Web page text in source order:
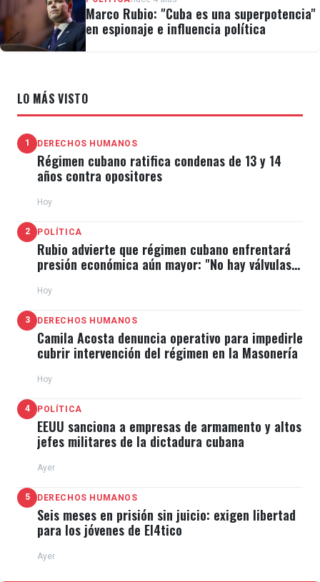
Marco Rubio: "Cuba es una superpotencia"
en espionaje e influencia política
LO MÁS VISTO
1 DERECHOS HUMANOS
Régimen cubano ratifica condenas de 13 y 14
años contra opositores
Hoy
2 POLÍTICA
Rubio advierte que régimen cubano enfrentará
presión económica aún mayor: "No hay válvulas
Hoy
3 DERECHOS HUMANOS
Camila Acosta denuncia operativo para impedirle
cubrir intervención del régimen en la Masonería
Hoy
4 POLÍTICA
EEUU sanciona a empresas de armamento y altos
jefes militares de la dictadura cubana
Ayer
5 DERECHOS HUMANOS
Seis meses en prisión sin juicio: exigen libertad
para los jóvenes de El4tico
Ayer